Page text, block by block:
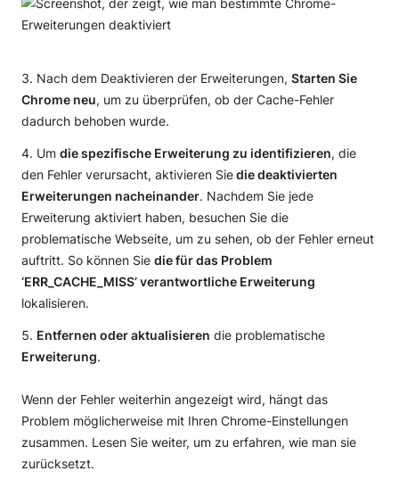
Nach dem Deaktivieren der Erweiterungen, Starten Sie
Chrome neu, um zu überprüfen, ob der Cache-Fehler
dadurch behoben wurde.
Um die spezifische Erweiterung zu identifizieren, die
den Fehler verursacht, aktivieren Siedie deaktivierten
Erweiterungen nacheinander. Nachdem Sie jede
Erweiterung aktiviert haben, besuchen Sie die
problematische Webseite, um zu sehen, ob der Fehler erneut
auftritt. So können Sie die für das Problem
‘ERR_CACHE_MISS’ verantwortliche Erweiterung
lokalisieren.
Entfernen oder aktualisieren die problematische
Erweiterung.
Wenn der Fehler weiterhin angezeigt wird, hängt das
Problem möglicherweise mit Ihren Chrome-Einstellungen
zusammen. Lesen Sie weiter, um zu erfahren, wie man sie
zurücksetzt.